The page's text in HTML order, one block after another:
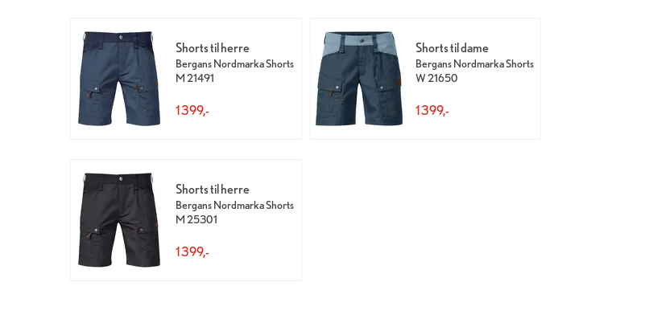
Shorts til herre
Bergans Nordmarka Shorts
M 21491
1 399,-
Shorts til dame
Bergans Nordmarka Shorts
W 21650
1 399,-
Shorts til herre
Bergans Nordmarka Shorts
M 25301
1 399,-